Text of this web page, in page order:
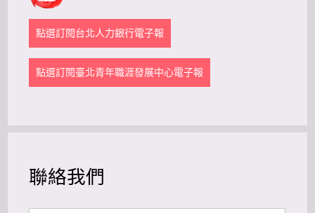
點選訂閱台北人力銀行電子報
點選訂閱臺北青年職涯發展中心電子報
聯絡我們